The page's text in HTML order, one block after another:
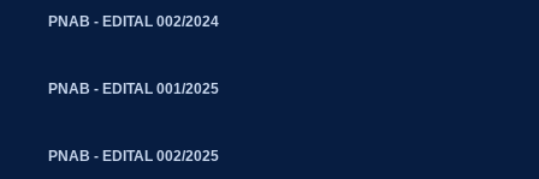
PNAB - EDITAL 002/2024
PNAB - EDITAL 001/2025
PNAB - EDITAL 002/2025